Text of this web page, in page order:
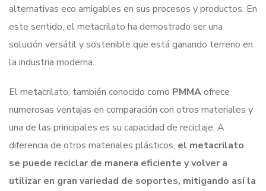
alternativas eco amigables en sus procesos y productos. En
este sentido, el metacrilato ha demostrado ser una
solución versátil y sostenible que está ganando terreno en
la industria moderna.
El metacrilato, también conocido como PMMAofrece
numerosas ventajas en comparación con otros materiales y
una de las principales es su capacidad de reciclaje. A
diferencia de otros materiales plásticos, el metacrilato
se puede reciclar de manera eficiente y volver a
utilizar en gran variedad de soportes, mitigando así la